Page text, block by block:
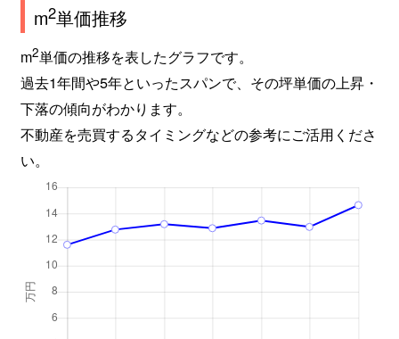
m2単価推移
m2単価の推移を表したグラフです。
過去1年間や5年といったスパンで、その坪単価の上昇・
下落の傾向がわかります。
不動産を売買するタイミングなどの参考にご活用くださ
い。